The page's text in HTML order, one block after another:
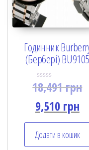
Годинник
(Бербері) BU9105
R
a
t
e
d
0
o
u
t
18,491грн
9,510грн
Додати в кошик